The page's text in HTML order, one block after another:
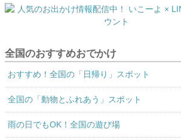
全国のおすすめおでかけ
おすすめ！全国の「日帰り」スポット
全国の「動物とふれあう」スポット
雨の日でもOK！全国の遊び場